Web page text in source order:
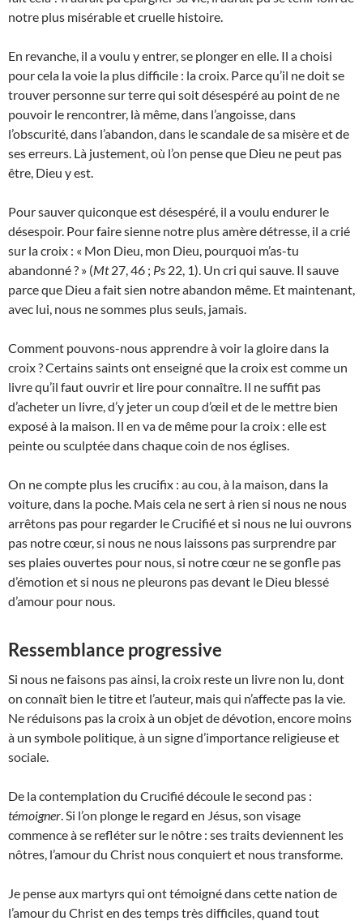
notre plus misérable et cruelle histoire.
En revanche, il a voulu y entrer, se plonger en elle. Il a choisi
pour cela la voie la plus difficile : la croix. Parce qu’il ne doit se
trouver personne sur terre qui soit désespéré au point de ne
pouvoir le rencontrer, là même, dans l’angoisse, dans
l’obscurité, dans l’abandon, dans le scandale de sa misère et de
ses erreurs. Là justement, où l’on pense que Dieu ne peut pas
être, Dieu y est.
Pour sauver quiconque est désespéré, il a voulu endurer le
désespoir. Pour faire sienne notre plus amère détresse, il a crié
sur la croix : « Mon Dieu, mon Dieu, pourquoi m’as-tu
abandonné ? » (Mt27, 46 ; Ps 22, 1). Un cri qui sauve. Il sauve
parce que Dieu a fait sien notre abandon même. Et maintenant,
avec lui, nous ne sommes plus seuls, jamais.
Comment pouvons-nous apprendre à voir la gloire dans la
croix ? Certains saints ont enseigné que la croix est comme un
livre qu’il faut ouvrir et lire pour connaître. Il ne suffit pas
d’acheter un livre, d’y jeter un coup d’œil et de le mettre bien
exposé à la maison. Il en va de même pour la croix : elle est
peinte ou sculptée dans chaque coin de nos églises.
On ne compte plus les crucifix : au cou, à la maison, dans la
voiture, dans la poche. Mais cela ne sert à rien si nous ne nous
arrêtons pas pour regarder le Crucifié et si nous ne lui ouvrons
pas notre cœur, si nous ne nous laissons pas surprendre par
ses plaies ouvertes pour nous, si notre cœur ne se gonfle pas
d’émotion et si nous ne pleurons pas devant le Dieu blessé
d’amour pour nous.
Ressemblance progressive
Si nous ne faisons pas ainsi, la croix reste un livre non lu, dont
on connaît bien le titre et l’auteur, mais qui n’affecte pas la vie.
Ne réduisons pas la croix à un objet de dévotion, encore moins
à un symbole politique, à un signe d’importance religieuse et
sociale.
De la contemplation du Crucifié découle le second pas :
témoigner. Si l’on plonge le regard en Jésus, son visage
commence à se refléter sur le nôtre : ses traits deviennent les
nôtres, l’amour du Christ nous conquiert et nous transforme.
Je pense aux martyrs qui ont témoigné dans cette nation de
l’amour du Christ en des temps très difficiles, quand tout